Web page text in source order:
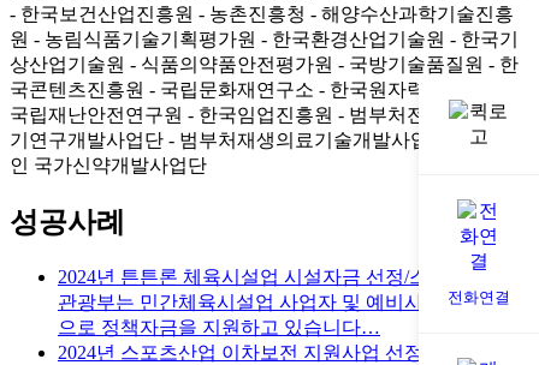
전화연결
- 한국보건산업진흥원 - 농촌진흥청 - 해양수산과학기술진흥
원 - 농림식품기술기획평가원 - 한국환경산업기술원 - 한국기
상산업기술원 - 식품의약품안전평가원 - 국방기술품질원 - 한
국콘텐츠진흥원 - 국립문화재연구소 - 한국원자력안전재단
국립재난안전연구원 - 한국임업진흥원 - 범부처전주기의료기
기연구개발사업단 - 범부처재생의료기술개발사업단
- 재단법
인 국가신약개발사업단
성공사례
2024년 튼튼론 체육시설업 시설자금 선정/스…
문화체육
관광부는 민간체육시설업 사업자 및 예비사업자를 대상
으로 정책자금을 지원하고 있습니다…
2024년 스포츠산업 이차보전 지원사업 선정(…